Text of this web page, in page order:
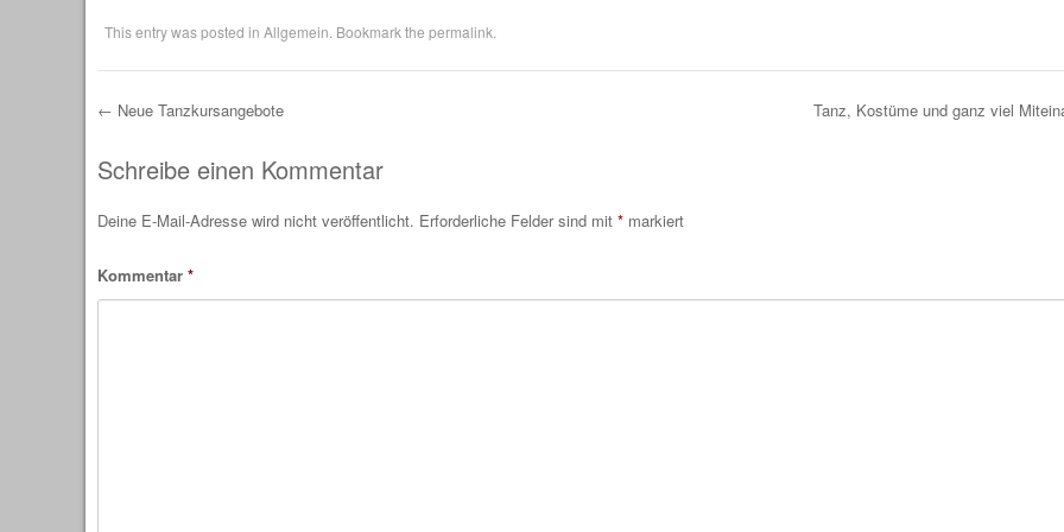
This entry was posted in Allgemein . Bookmark the permalink
Post navigation
← Neue Tanzkursangebote Tanz, Kostüme und ganz viel
Schreibe einen Kommentar
Deine E-Mail-Adresse wird nicht veröffentlicht. Erforderliche Felder sind mit *markiert
Kommentar *